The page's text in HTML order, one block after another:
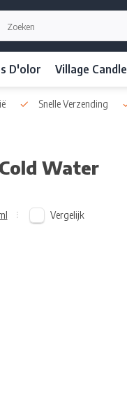
D'olor Village Candle
Snelle Verzending
Water
Vergelijk